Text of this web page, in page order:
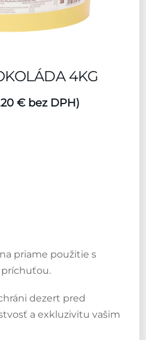
4KG
€bez DPH)
priame použitie s
dezert pred
a exkluzivitu vašim